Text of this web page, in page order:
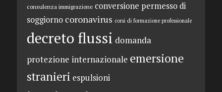
consulenza immigrazione conversione permesso di
soggiorno coronavirus corsi di formazione professionale
decreto flussi domanda
protezione internazionale emersione
stranieri espulsioni